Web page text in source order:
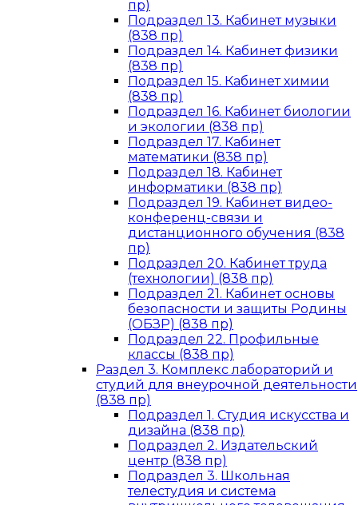
пр)
Подраздел 13. Кабинет музыки
(838 пр)
Подраздел 14. Кабинет физики
(838 пр)
Подраздел 15. Кабинет химии
(838 пр)
Подраздел 16. Кабинет биологии
и экологии (838 пр)
Подраздел 17. Кабинет
математики (838 пр)
Подраздел 18. Кабинет
информатики (838 пр)
Подраздел 19. Кабинет видео-
конференц-связи и
дистанционного обучения (838
пр)
Подраздел 20. Кабинет труда
(технологии) (838 пр)
Подраздел 21. Кабинет основы
безопасности и защиты Родины
(ОБЗР) (838 пр)
Подраздел 22. Профильные
классы (838 пр)
Раздел 3. Комплекс лабораторий и
студий для внеурочной деятельности
(838 пр)
Подраздел 1. Студия искусства и
дизайна (838 пр)
Подраздел 2. Издательский
центр (838 пр)
Подраздел 3. Школьная
телестудия и система